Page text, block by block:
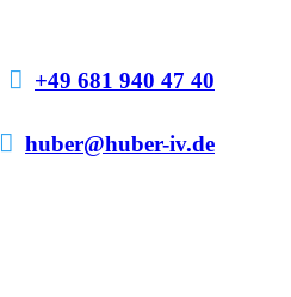
 +49 681 940 47 40
 huber@huber-iv.de